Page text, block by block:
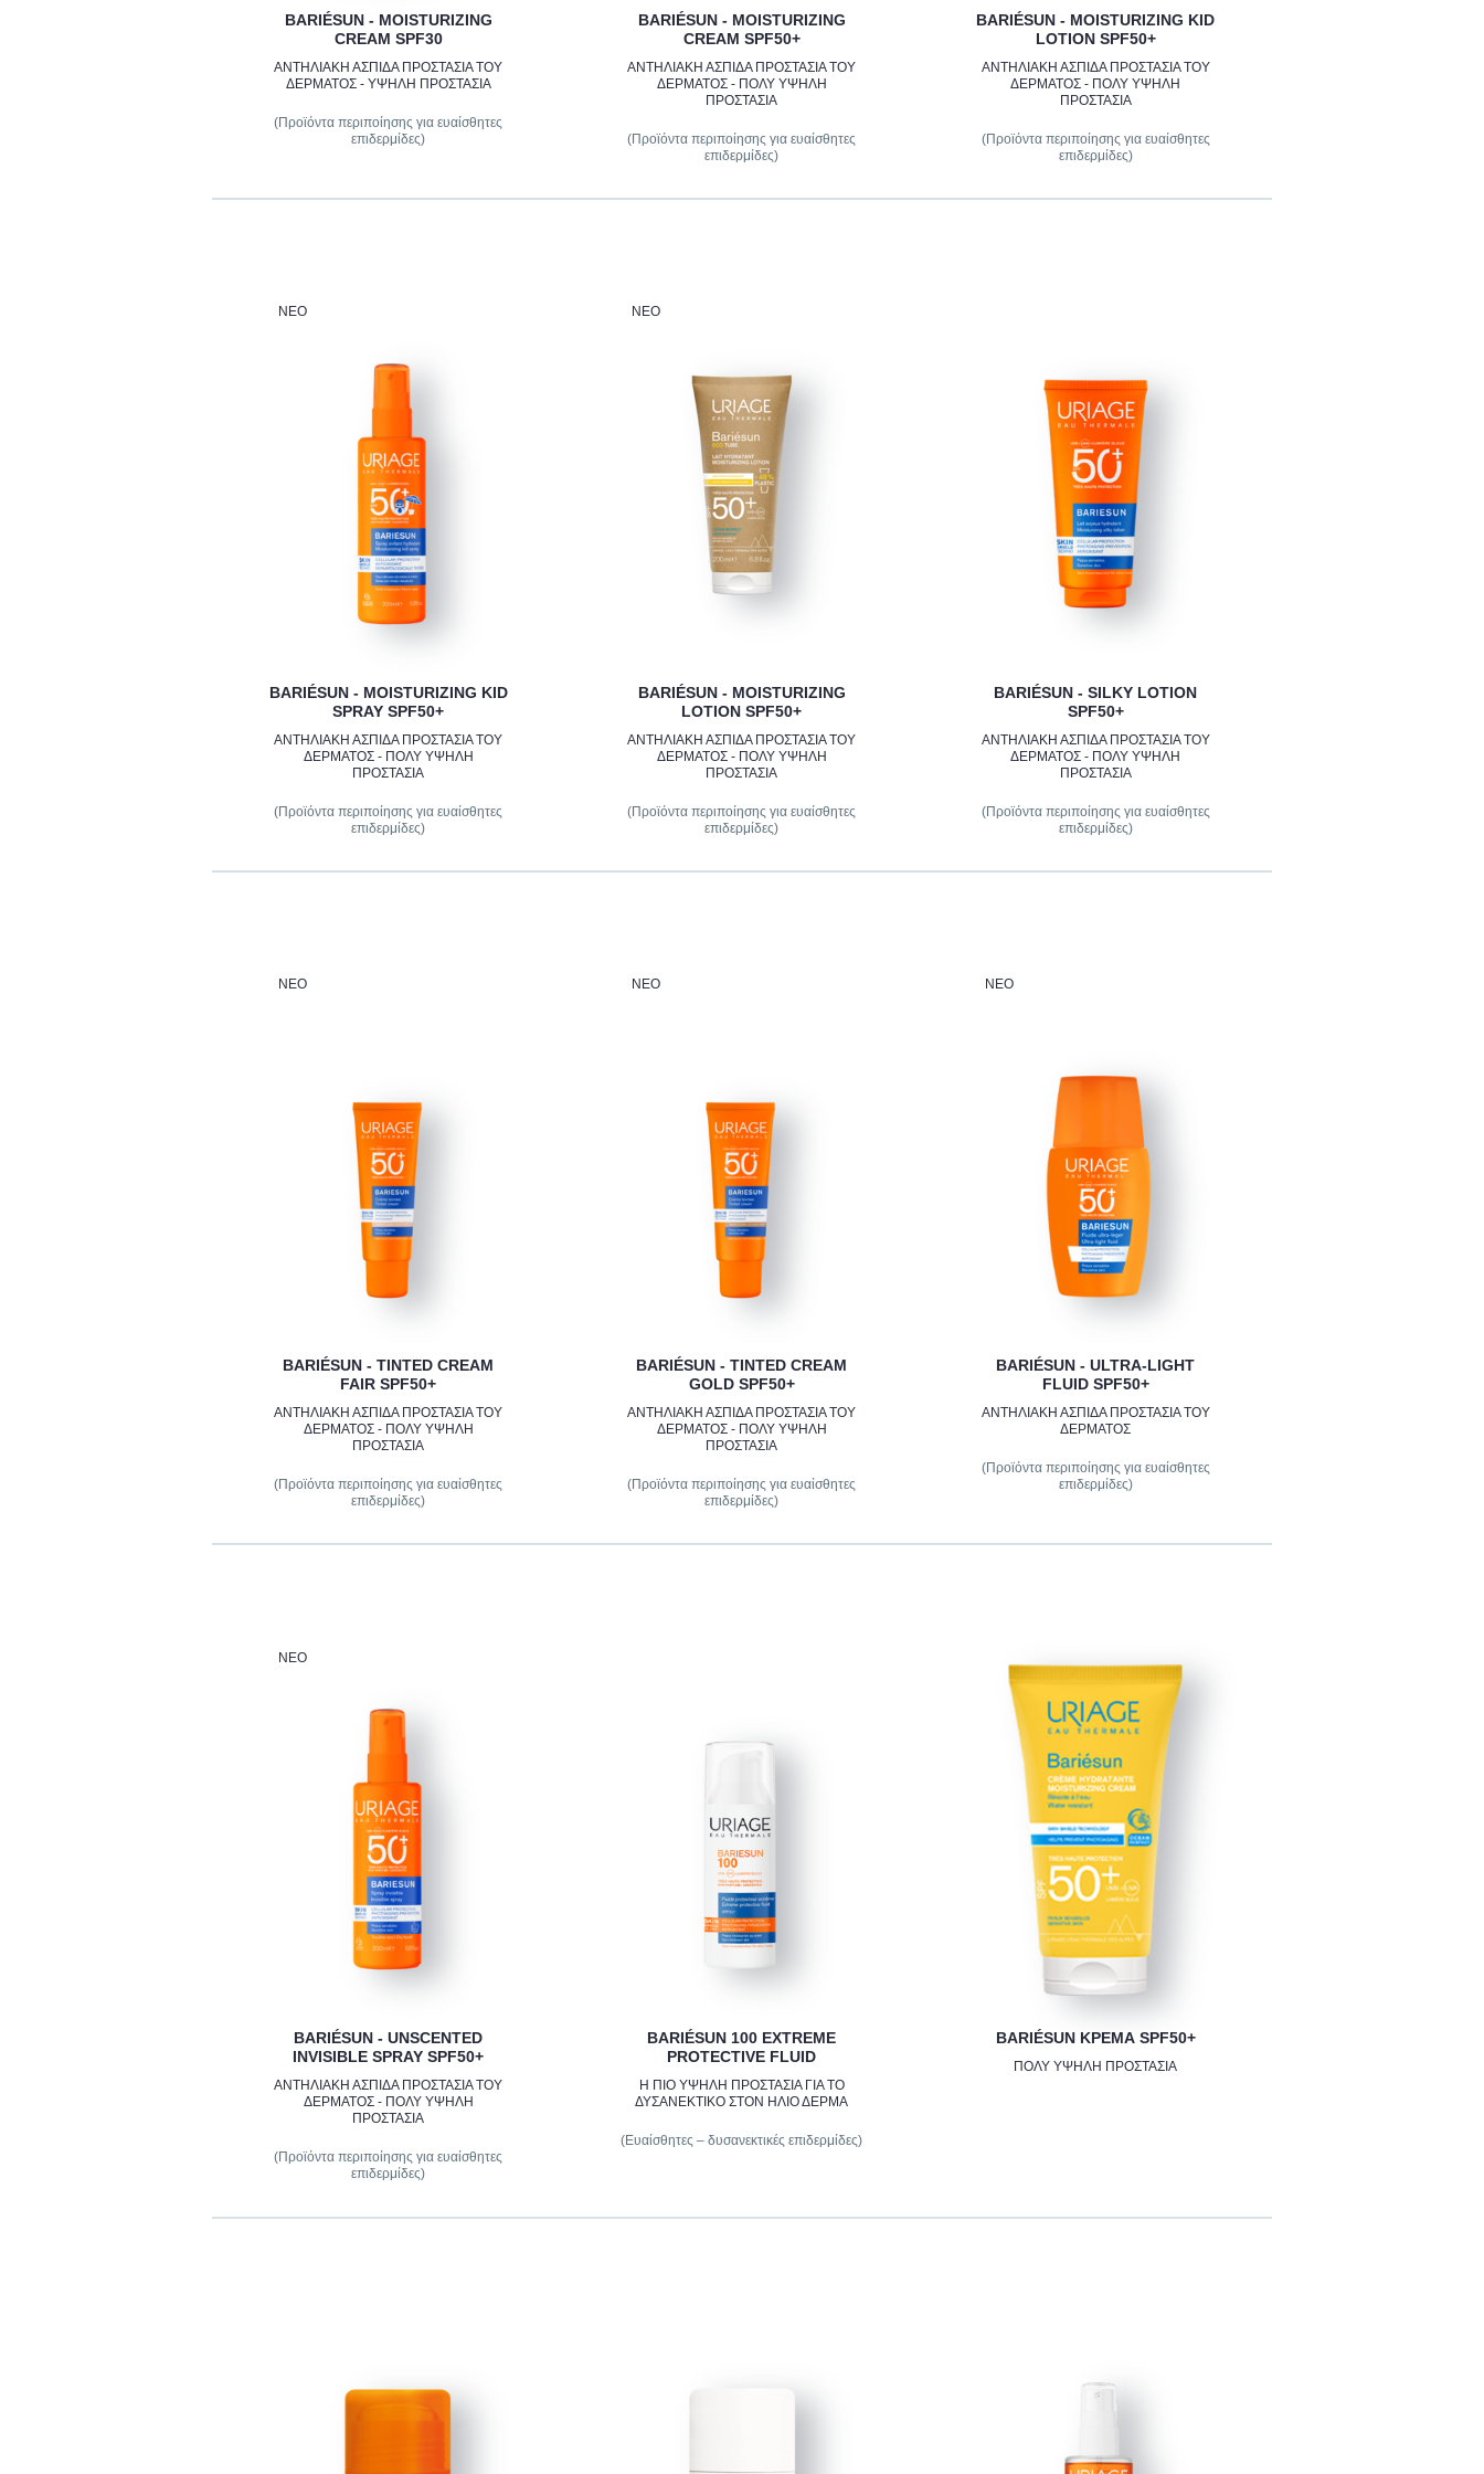
BARIÉSUN - MOISTURIZING
CREAM SPF30
ΑΝΤΗΛΙΑΚΗ ΑΣΠΙΔΑ ΠΡΟΣΤΑΣΙΑ ΤΟΥ
ΔΕΡΜΑΤΟΣ - ΥΨΗΛΗ ΠΡΟΣΤΑΣΙΑ
(Προϊόντα περιποίησης για ευαίσθητες
επιδερμίδες)
BARIÉSUN - MOISTURIZING
CREAM SPF50+
ΑΝΤΗΛΙΑΚΗ ΑΣΠΙΔΑ ΠΡΟΣΤΑΣΙΑ ΤΟΥ
ΔΕΡΜΑΤΟΣ - ΠΟΛΥ ΥΨΗΛΗ
ΠΡΟΣΤΑΣΙΑ
(Προϊόντα περιποίησης για ευαίσθητες
επιδερμίδες)
BARIÉSUN - MOISTURIZING KID
LOTION SPF50+
ΑΝΤΗΛΙΑΚΗ ΑΣΠΙΔΑ ΠΡΟΣΤΑΣΙΑ ΤΟΥ
ΔΕΡΜΑΤΟΣ - ΠΟΛΥ ΥΨΗΛΗ
ΠΡΟΣΤΑΣΙΑ
(Προϊόντα περιποίησης για ευαίσθητες
επιδερμίδες)
ΝΈΟ
BARIÉSUN - MOISTURIZING KID
SPRAY SPF50+
ΑΝΤΗΛΙΑΚΗ ΑΣΠΙΔΑ ΠΡΟΣΤΑΣΙΑ ΤΟΥ
ΔΕΡΜΑΤΟΣ - ΠΟΛΥ ΥΨΗΛΗ
ΠΡΟΣΤΑΣΙΑ
(Προϊόντα περιποίησης για ευαίσθητες
επιδερμίδες)
ΝΈΟ
BARIÉSUN - MOISTURIZING
LOTION SPF50+
ΑΝΤΗΛΙΑΚΗ ΑΣΠΙΔΑ ΠΡΟΣΤΑΣΙΑ ΤΟΥ
ΔΕΡΜΑΤΟΣ - ΠΟΛΥ ΥΨΗΛΗ
ΠΡΟΣΤΑΣΙΑ
(Προϊόντα περιποίησης για ευαίσθητες
επιδερμίδες)
BARIÉSUN - SILKY LOTION
SPF50+
ΑΝΤΗΛΙΑΚΗ ΑΣΠΙΔΑ ΠΡΟΣΤΑΣΙΑ ΤΟΥ
ΔΕΡΜΑΤΟΣ - ΠΟΛΥ ΥΨΗΛΗ
ΠΡΟΣΤΑΣΙΑ
(Προϊόντα περιποίησης για ευαίσθητες
επιδερμίδες)
ΝΈΟ
BARIÉSUN - TINTED CREAM
FAIR SPF50+
ΑΝΤΗΛΙΑΚΗ ΑΣΠΙΔΑ ΠΡΟΣΤΑΣΙΑ ΤΟΥ
ΔΕΡΜΑΤΟΣ - ΠΟΛΥ ΥΨΗΛΗ
ΠΡΟΣΤΑΣΙΑ
(Προϊόντα περιποίησης για ευαίσθητες
επιδερμίδες)
ΝΈΟ
BARIÉSUN - TINTED CREAM
GOLD SPF50+
ΑΝΤΗΛΙΑΚΗ ΑΣΠΙΔΑ ΠΡΟΣΤΑΣΙΑ ΤΟΥ
ΔΕΡΜΑΤΟΣ - ΠΟΛΥ ΥΨΗΛΗ
ΠΡΟΣΤΑΣΙΑ
(Προϊόντα περιποίησης για ευαίσθητες
επιδερμίδες)
ΝΈΟ
BARIÉSUN - ULTRA-LIGHT
FLUID SPF50+
ΑΝΤΗΛΙΑΚΗ ΑΣΠΙΔΑ ΠΡΟΣΤΑΣΙΑ ΤΟΥ
ΔΕΡΜΑΤΟΣ
(Προϊόντα περιποίησης για ευαίσθητες
επιδερμίδες)
ΝΈΟ
BARIÉSUN - UNSCENTED
INVISIBLE SPRAY SPF50+
ΑΝΤΗΛΙΑΚΗ ΑΣΠΙΔΑ ΠΡΟΣΤΑΣΙΑ ΤΟΥ
ΔΕΡΜΑΤΟΣ - ΠΟΛΥ ΥΨΗΛΗ
ΠΡΟΣΤΑΣΙΑ
(Προϊόντα περιποίησης για ευαίσθητες
επιδερμίδες)
BARIÉSUN 100 EXTREME
PROTECTIVE FLUID
Η ΠΙΟ ΥΨΗΛΗ ΠΡΟΣΤΑΣΙΑ ΓΙΑ ΤΟ
ΔΥΣΑΝΕΚΤΙΚΟ ΣΤΟΝ ΗΛΙΟ ΔΕΡΜΑ
(Ευαίσθητες – δυσανεκτικές επιδερμίδες)
BARIÉSUN ΚΡΈΜΑ SPF50+
ΠΟΛΎ ΥΨΗΛΉ ΠΡΟΣΤΑΣΊΑ